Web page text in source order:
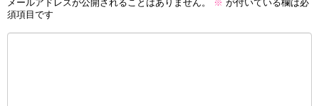
メールアドレスが公開されることはありません。 ※ が付いている欄は必
須項目です